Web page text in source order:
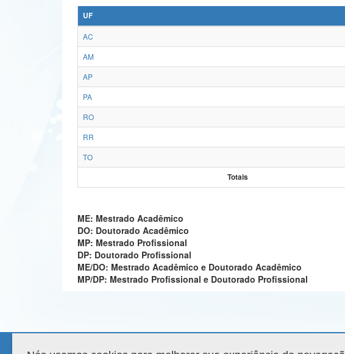
UF
AC
AM
AP
PA
RO
RR
TO
Totais
ME: Mestrado Acadêmico
DO: Doutorado Acadêmico
MP: Mestrado Profissional
DP: Doutorado Profissional
ME/DO: Mestrado Acadêmico e Doutorado Acadêmico
MP/DP: Mestrado Profissional e Doutorado Profissional